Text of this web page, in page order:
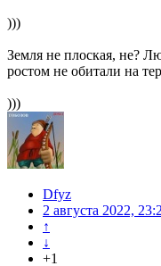
)))
Земля не плоская, не?
ростом не обитали на
)))
Dfyz
2 августа 2022,
↑
↓
+1